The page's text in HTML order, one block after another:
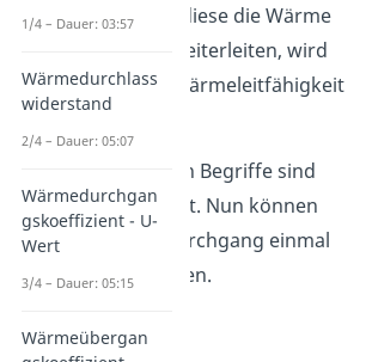
gebaut wird und diese die Wärme
unterschiedlich weiterleiten, wird
auch immer die Wärmeleitfähigkeit
So, die wichtigsten Begriffe sind
erst einmal geklärt. Nun können
wir den Wärmedurchgang einmal
genauer betrachten.
1/4 – Dauer: 03:57
Wärmedurchlass
widerstand
2/4 – Dauer: 05:07
Wärmedurchgan
gskoeffizient - U-
Wert
3/4 – Dauer: 05:15
Wärmeübergan